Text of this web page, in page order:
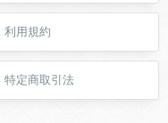
利用規約
特定商取引法